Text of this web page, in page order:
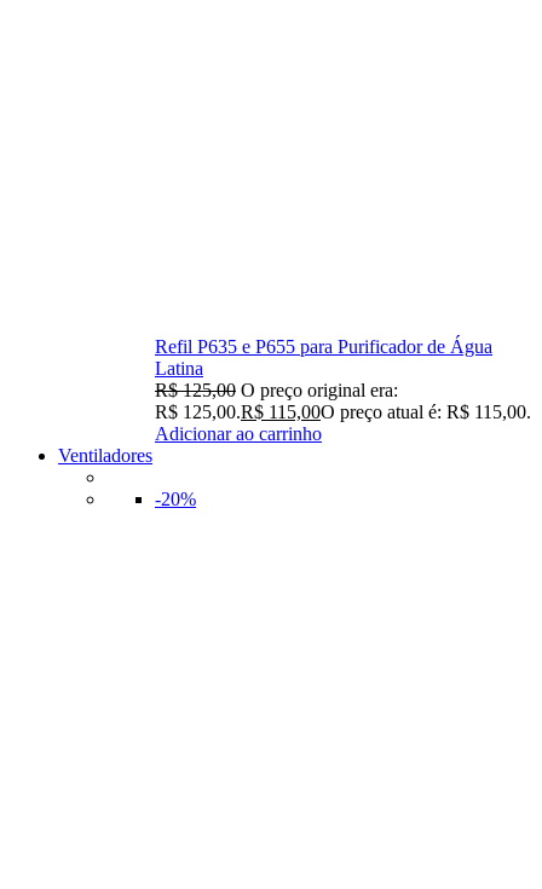
Refil P635 e P655 para Purificador de Água
Latina
R$125,00 O preço original era:
R$ 125,00.R$ 115,00O preço atual é: R$ 115,00.
Adicionar ao carrinho
Ventiladores
-20%